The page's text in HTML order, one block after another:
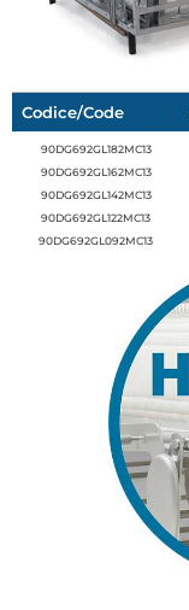
Codice/Code
90DG692GL182MC13
90DG692GL162MC13
90DG692GL142MC13
90DG692GL122MC13
90DG692GL092MC13